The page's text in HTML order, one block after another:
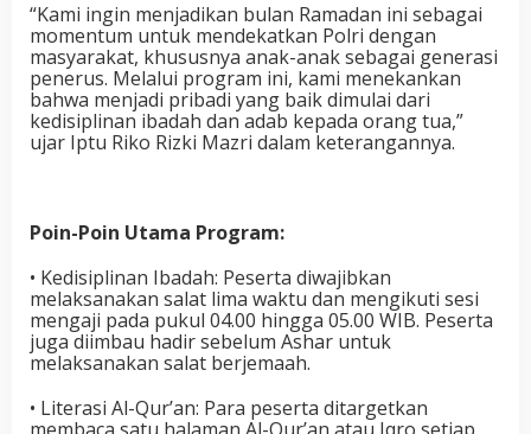
“Kami ingin menjadikan bulan Ramadan ini sebagai
momentum untuk mendekatkan Polri dengan
masyarakat, khususnya anak-anak sebagai generasi
penerus. Melalui program ini, kami menekankan
bahwa menjadi pribadi yang baik dimulai dari
kedisiplinan ibadah dan adab kepada orang tua,”
ujar Iptu Riko Rizki Mazri dalam keterangannya.
Poin-Poin Utama Program:
• Kedisiplinan Ibadah: Peserta diwajibkan
melaksanakan salat lima waktu dan mengikuti sesi
mengaji pada pukul 04.00 hingga 05.00 WIB. Peserta
juga diimbau hadir sebelum Ashar untuk
melaksanakan salat berjemaah.
• Literasi Al-Qur’an: Para peserta ditargetkan